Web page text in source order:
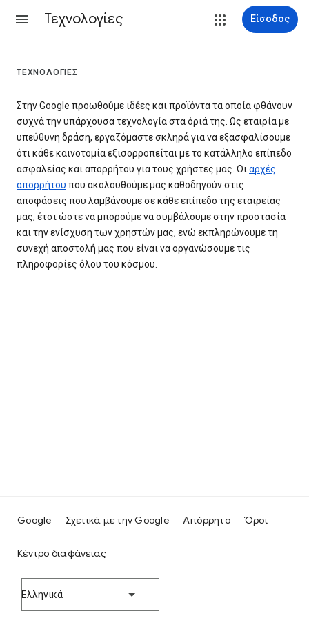
Τεχνολογίες Είσοδος
ΤΕΧΝΟΛΟΓΊΕΣ
Στην Google προωθούμε ιδέες και προϊόντα τα οποία φθάνουν
συχνά την υπάρχουσα τεχνολογία στα όριά της. Ως εταιρία με
υπεύθυνη δράση, εργαζόμαστε σκληρά για να εξασφαλίσουμε
ότι κάθε καινοτομία εξισορροπείται με το κατάλληλο επίπεδο
ασφαλείας και απορρήτου για τους χρήστες μας. Οιαρχές
απορρήτου που ακολουθούμε μας καθοδηγούν στις
αποφάσεις που λαμβάνουμε σε κάθε επίπεδο της εταιρείας
μας, έτσι ώστε να μπορούμε να συμβάλουμε στην προστασία
και την ενίσχυση των χρηστών μας, ενώ εκπληρώνουμε τη
συνεχή αποστολή μας που είναι να οργανώσουμε τις
πληροφορίες όλου του κόσμου.
Google Σχετικά με την Google Απόρρητο Όροι
Κέντρο διαφάνειας
Ελληνικά